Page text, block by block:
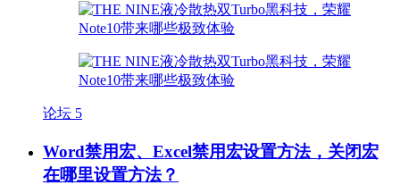
论坛 5
Word禁用宏、Excel禁用宏设置方法，关闭宏
在哪里设置方法？